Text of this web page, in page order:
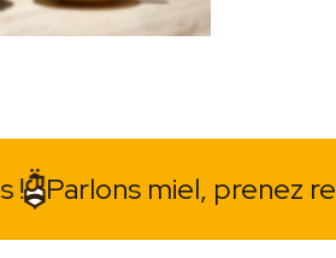
Parlons miel, prenez